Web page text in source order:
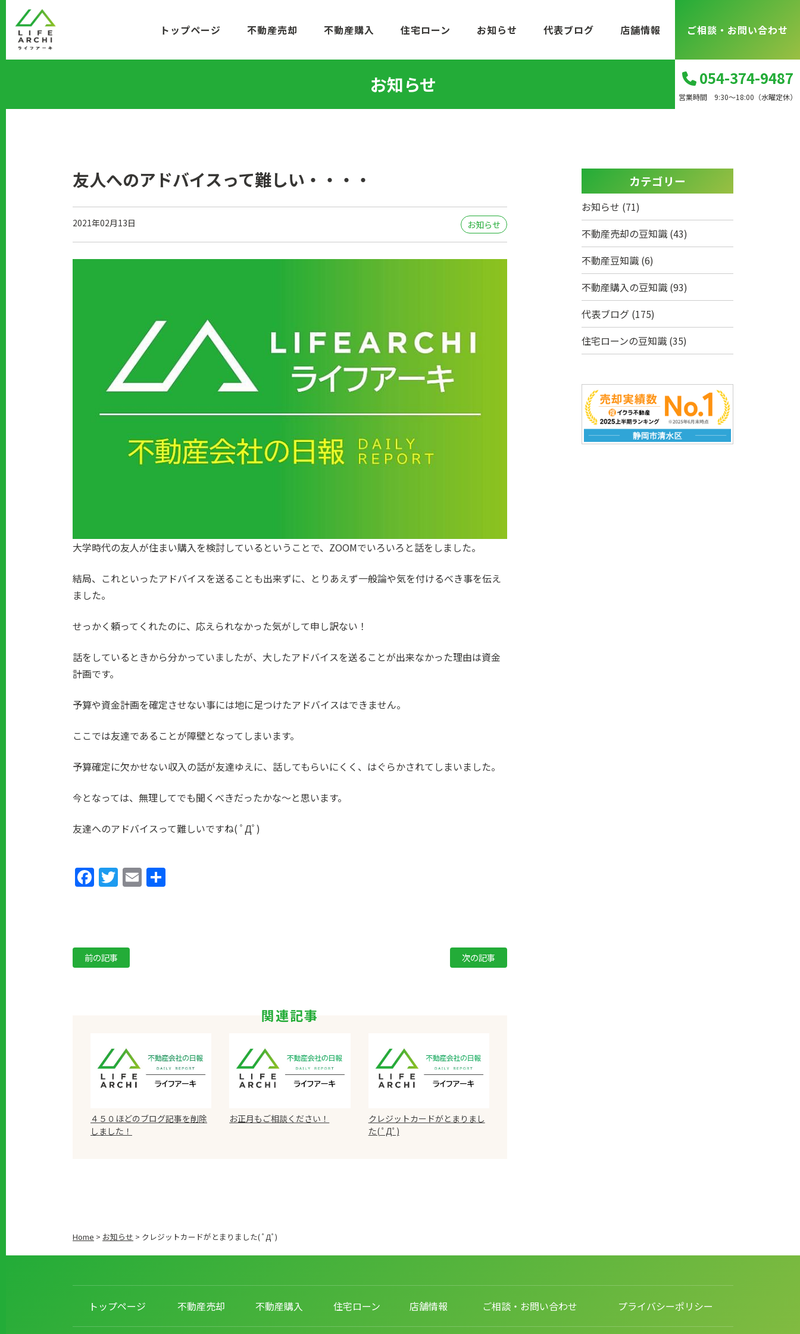
ン
移
054-374-9487
営業時間 9:30～18:00（水曜定休）
トップページ 不動産売却 不動産購入 住宅ローン お知らせ 代表ブログ 店舗情報 ご相談・お問い合わせ
お知らせ
友人へのアドバイスって難しい・・・・
2021年02月13日 お知らせ
大学時代の友人が住まい購入を検討しているということで、ZOOMでいろいろと話をしました。
結局、これといったアドバイスを送ることも出来ずに、とりあえず一般論や気を付けるべき事を伝え
ました。
せっかく頼ってくれたのに、応えられなかった気がして申し訳ない！
話をしているときから分かっていましたが、大したアドバイスを送ることが出来なかった理由は資金
計画です。
予算や資金計画を確定させない事には地に足つけたアドバイスはできません。
ここでは友達であることが障壁となってしまいます。
予算確定に欠かせない収入の話が友達ゆえに、話してもらいにくく、はぐらかされてしまいました。
今となっては、無理してでも聞くべきだったかな～と思います。
友達へのアドバイスって難しいですね( ﾟДﾟ)
Facebook
Twitter
Email
前の記事 次の記事
関連記事
４５０ほどのブログ記事を削除
しました！
お正月もご相談ください！
クレジットカードがとまりまし
た( ﾟДﾟ)
カテゴリー
お知らせ (71)
不動産売却の豆知識 (43)
不動産豆知識 (6)
不動産購入の豆知識 (93)
代表ブログ (175)
住宅ローンの豆知識 (35)
Home > お知らせ > クレジットカードがとまりました( ﾟДﾟ)
トップページ 不動産売却 不動産購入 住宅ローン 店舗情報 ご相談・お問い合わせ プライバシーポリシー